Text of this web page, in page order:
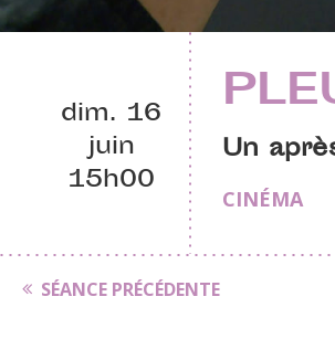
dim. 16
juin
15h00
Un
CINÉMA
SÉANCE PRÉCÉDENTE